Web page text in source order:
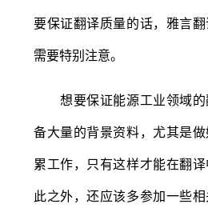
要保证翻译质量的话，雅言
需要特别注意。
想要保证能源工业领域的
备大量的背景资料，尤其是
累工作，只有这样才能在翻
此之外，还应该多参加一些